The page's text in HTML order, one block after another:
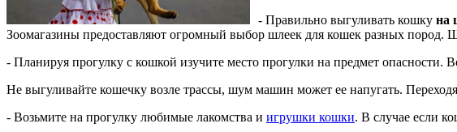
- Правильно выгуливать кошку на
Зоомагазины предоставляют огромный выбор шлеек для кошек разных пород.
- Планируя прогулку с кошкой изучите место прогулки на предмет опасности.
Не выгуливайте кошечку возле трассы, шум машин может ее напугать.
- Возьмите на прогулку любимые лакомства и игрушки кошки. В случае если